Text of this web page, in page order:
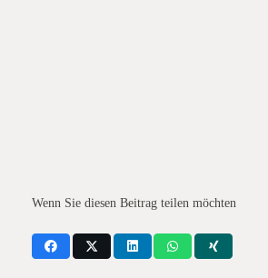
Wenn Sie diesen Beitrag teilen möchten